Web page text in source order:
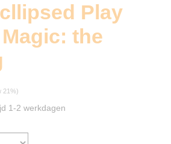
Play
the
21%)
1-2 werkdagen